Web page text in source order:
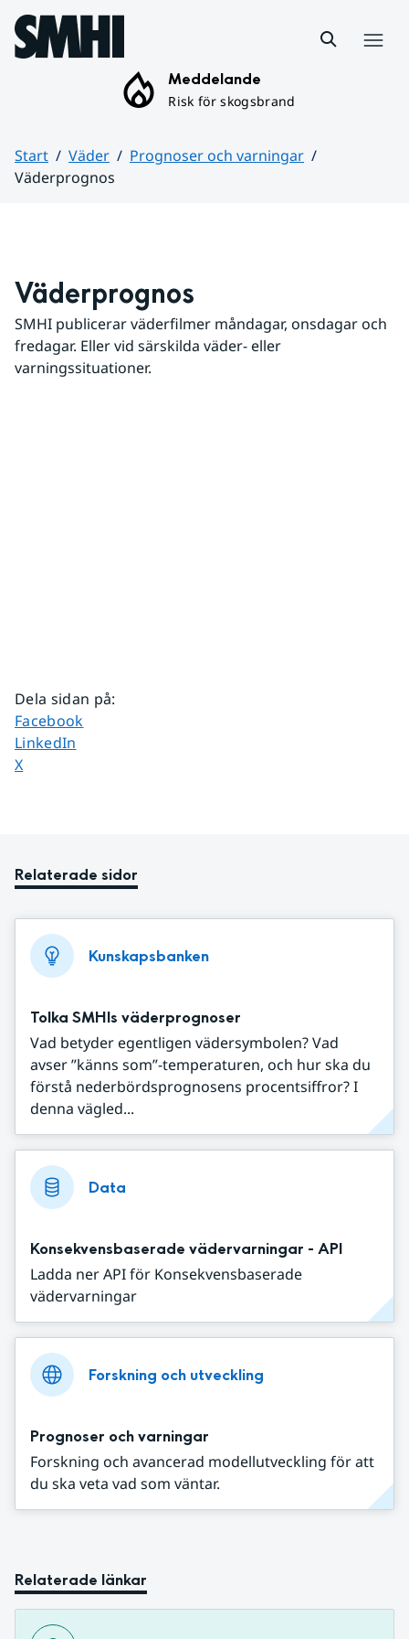
Hoppa till sidans innehåll
Meddelande
Risk för skogsbrand
Start Väder
Prognoser och varningar
Väderprognos
Väderprognos
SMHI publicerar väderfilmer måndagar, onsdagar och
fredagar. Eller vid särskilda väder- eller
varningssituationer.
Dela sidan på:
Dela sidan på
Facebook
Dela sidan på
LinkedIn
Dela sidan på
X
Relaterade sidor
Kunskapsbanken
Tolka SMHIs väderprognoser
Vad betyder egentligen vädersymbolen? Vad
avser ”känns som”-temperaturen, och hur ska du
förstå nederbördsprognosens procentsiffror? I
denna vägled...
Data
Konsekvensbaserade vädervarningar - API
Ladda ner API för Konsekvensbaserade
vädervarningar
Forskning och utveckling
Prognoser och varningar
Forskning och avancerad modellutveckling för att
du ska veta vad som väntar.
Relaterade länkar